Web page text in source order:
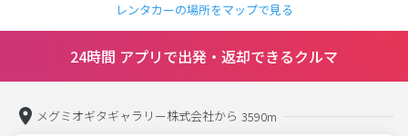
レンタカーの場所をマップで見る
24時間 アプリで出発・返却できるクルマ
メグミオギタギャラリー株式会社から 3590m